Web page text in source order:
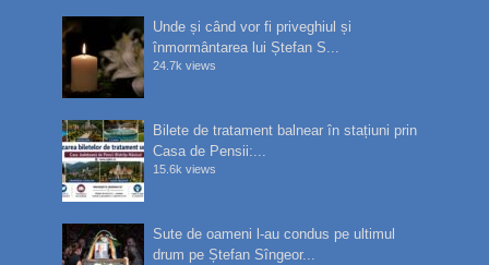
Unde și când vor fi priveghiul și
înmormântarea lui Ștefan S...
24.7k views
Bilete de tratament balnear în stațiuni prin
Casa de Pensii:...
15.6k views
Sute de oameni l-au condus pe ultimul
drum pe Ștefan Sîngeor...